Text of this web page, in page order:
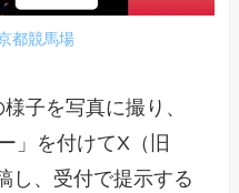
都競馬場
子を写真に撮り、
」を付けてX（旧
し、受付で提示する